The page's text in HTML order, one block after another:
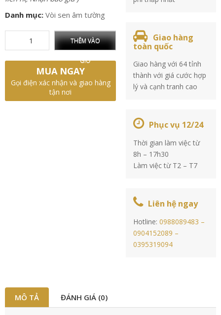
Danh mục: Vòi sen âm tường
THÊM VÀO
GIỎ
MUA NGAY
Gọi điện xác nhận và giao hàng
tận nơi
Giao hàng
toàn quốc
Giao hàng với 64 tỉnh
thành với giá cước hợp
lý và cạnh tranh cao
Phục vụ 12/24
Thời gian làm việc từ
8h – 17h30
Làm việc từ T2 – T7
Liên hệ ngay
Hotline:0988089483 –
0904152089 –
0395319094
MÔ TẢ ĐÁNH GIÁ (0)